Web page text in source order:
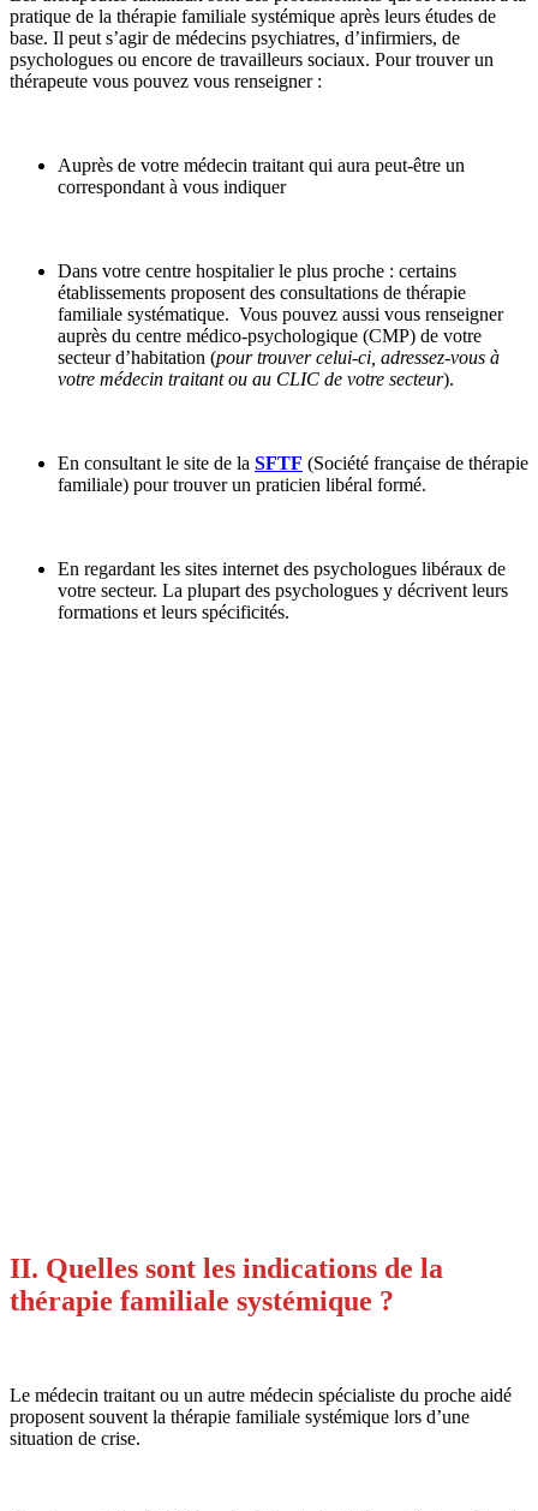
pratique de la thérapie familiale systémique après leurs études de
base. Il peut s’agir de médecins psychiatres, d’infirmiers, de
psychologues ou encore de travailleurs sociaux. Pour trouver un
thérapeute vous pouvez vous renseigner :
Auprès de votre médecin traitant qui aura peut-être un
correspondant à vous indiquer
Dans votre centre hospitalier le plus proche : certains
établissements proposent des consultations de thérapie
familiale systématique. Vous pouvez aussi vous renseigner
auprès du centre médico-psychologique (CMP) de votre
secteur d’habitation (pour trouver celui-ci, adressez-vous à
votre médecin traitant ou au CLIC de votre secteur).
En consultant le site de la SFTF (Société française de thérapie
familiale) pour trouver un praticien libéral formé.
En regardant les sites internet des psychologues libéraux de
votre secteur. La plupart des psychologues y décrivent leurs
formations et leurs spécificités.
II. Quelles sont les indications de la
thérapie familiale systémique ?
Le médecin traitant ou un autre médecin spécialiste du proche aidé
proposent souvent la thérapie familiale systémique lors d’une
situation de crise.